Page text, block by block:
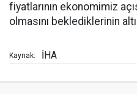
fiyatlarının ekonomimiz
olmasını beklediklerinin
Kaynak: İHA